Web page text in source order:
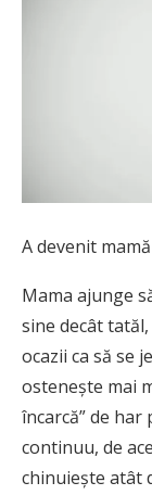
A devenit
Mama ajunge
sine decât
ocazii ca să se
osteneşte mai
încarcă” de
continuu, de
chinuieşte atât